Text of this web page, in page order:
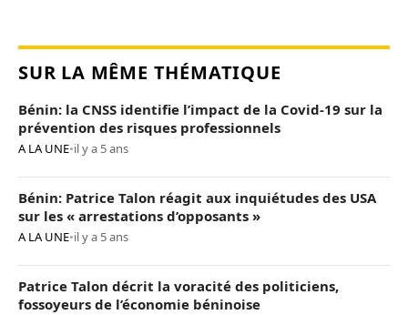
SUR LA MÊME THÉMATIQUE
Bénin: la CNSS identifie l’impact de la Covid-19 sur la
prévention des risques professionnels
A LA UNE•il y a 5 ans
Bénin: Patrice Talon réagit aux inquiétudes des USA
sur les « arrestations d’opposants »
A LA UNE•il y a 5 ans
Patrice Talon décrit la voracité des politiciens,
fossoyeurs de l’économie béninoise